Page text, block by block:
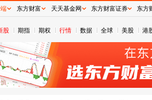
股 期指 期权 行情 数据 全球 美股 港
东方财富 天天基金网 东方财富证券 东方